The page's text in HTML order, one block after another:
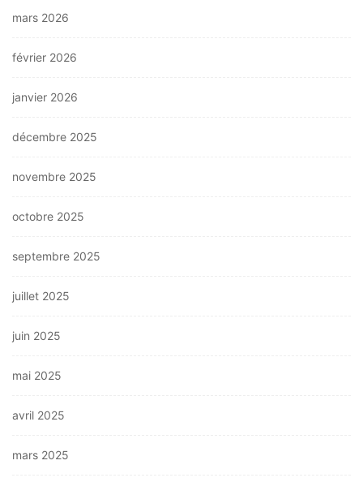
mars 2026
février 2026
janvier 2026
décembre 2025
novembre 2025
octobre 2025
septembre 2025
juillet 2025
juin 2025
mai 2025
avril 2025
mars 2025